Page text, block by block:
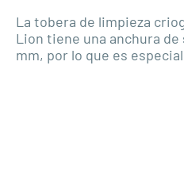
La tobera de limpieza
Lion tiene una anchura
mm, por lo que es